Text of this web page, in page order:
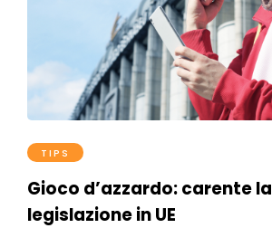
TIPS
Gioco d’azzardo: carente la
legislazione in UE